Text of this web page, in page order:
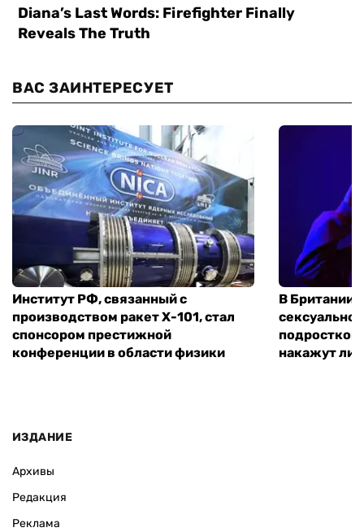
ВАС ЗАИНТЕРЕСУЕТ
Институт РФ, связанный с
производством ракет Х-101, стал
спонсором престижной
конференции в области физики
В Британии
подростком
накажут ли
ИЗДАНИЕ
Архивы
Редакция
Реклама